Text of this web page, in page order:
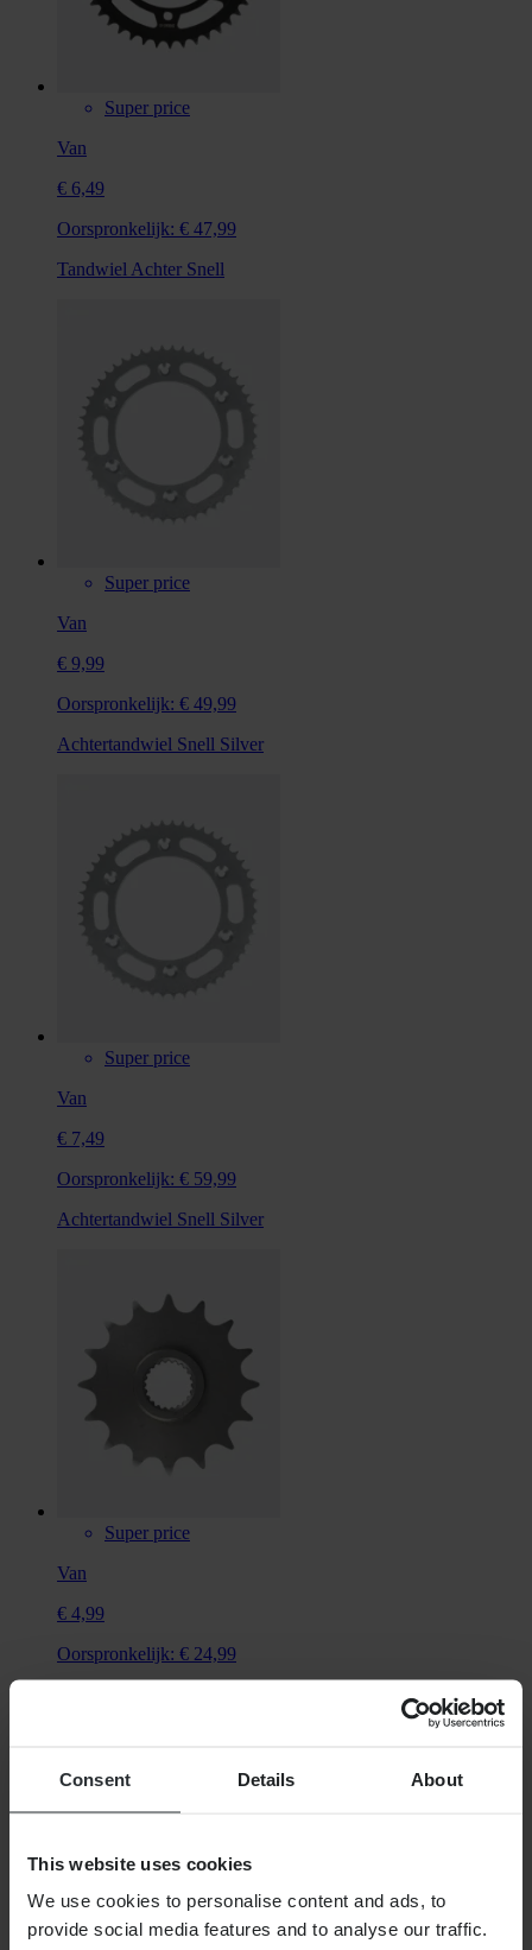
Consent Details About
This website uses cookies
We use cookies to personalise content and ads, to
provide social media features and to analyse our traffic.
Super price
Van
€ 6,49
Oorspronkelijk: € 47,99
Tandwiel Achter Snell
Super price
Van
€ 9,99
Oorspronkelijk: € 49,99
Achtertandwiel Snell Silver
Super price
Van
€ 7,49
Oorspronkelijk: € 59,99
Achtertandwiel Snell Silver
Super price
Van
€ 4,99
Oorspronkelijk: € 24,99